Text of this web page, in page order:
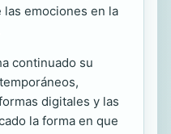
emociones en la
continuado su
digitales y las
la forma en que